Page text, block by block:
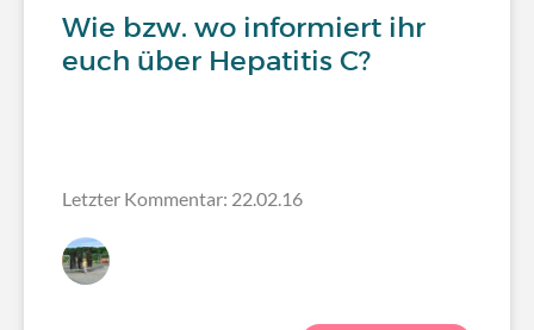
Wie bzw. wo informiert ihr
euch über Hepatitis C?
Letzter Kommentar: 22.02.16